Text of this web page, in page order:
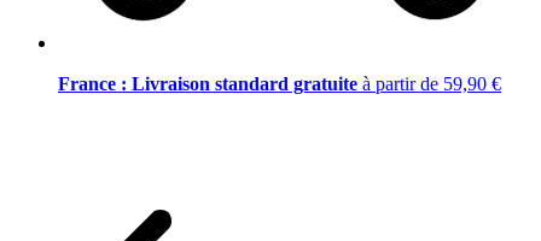
France : Livraison standard gratuite à partir de 59,90 €